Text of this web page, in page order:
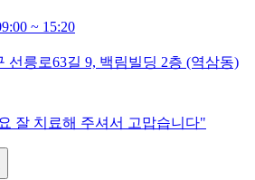
~ 15:20
선릉로63길 9, 백림빌딩 2층 (역삼동)
잘 치료해 주셔서 고맙습니다"